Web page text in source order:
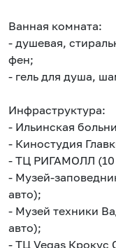
Ванная комната:
- душевая,
фен;
- гель для душа,
Инфраструктура:
- Ильинская
- Киностудия
- ТЦ РИГАМОЛЛ (10
- Музей-
авто);
- Музей техники
авто);
- ТЦ Vegas Крокус